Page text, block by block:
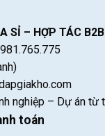
SỈ – HỢP TÁC B2B
nghiệp – Dự án từ
toán